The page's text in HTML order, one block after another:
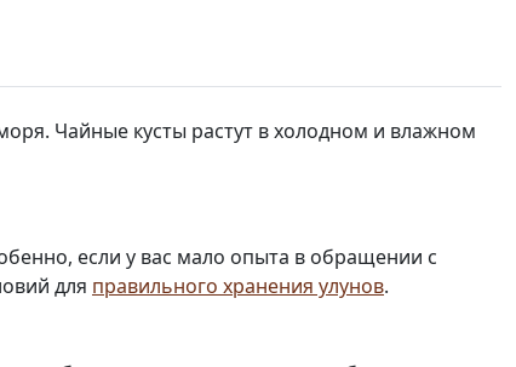
Чайные кусты растут в холодном и влажном
если у вас мало опыта в обращении с
для правильного хранения улунов.